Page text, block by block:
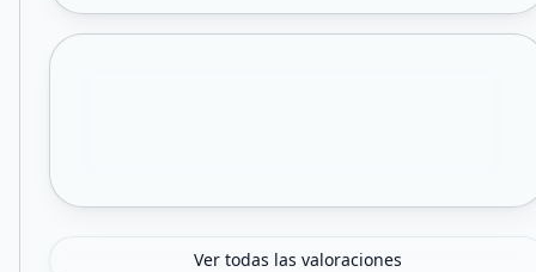
Ver todas las valoraciones